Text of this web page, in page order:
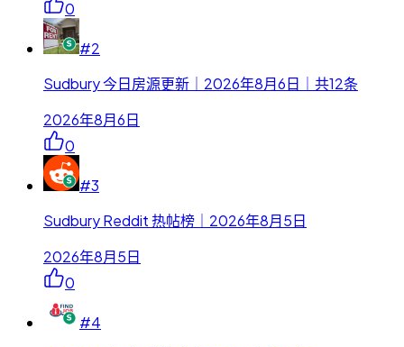
0
#2
Sudbury 今日房源更新｜2026年8月6日｜共12条
2026年8月6日
0
#3
Sudbury Reddit 热帖榜｜2026年8月5日
2026年8月5日
0
#4